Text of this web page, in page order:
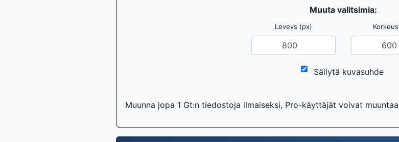
Muuta valitsimia:
Leveys (px)
Säilytä kuvasuhde
Muunna jopa 1 Gt:n tiedostoja ilmaiseksi, Pro-käyttäjät voivat